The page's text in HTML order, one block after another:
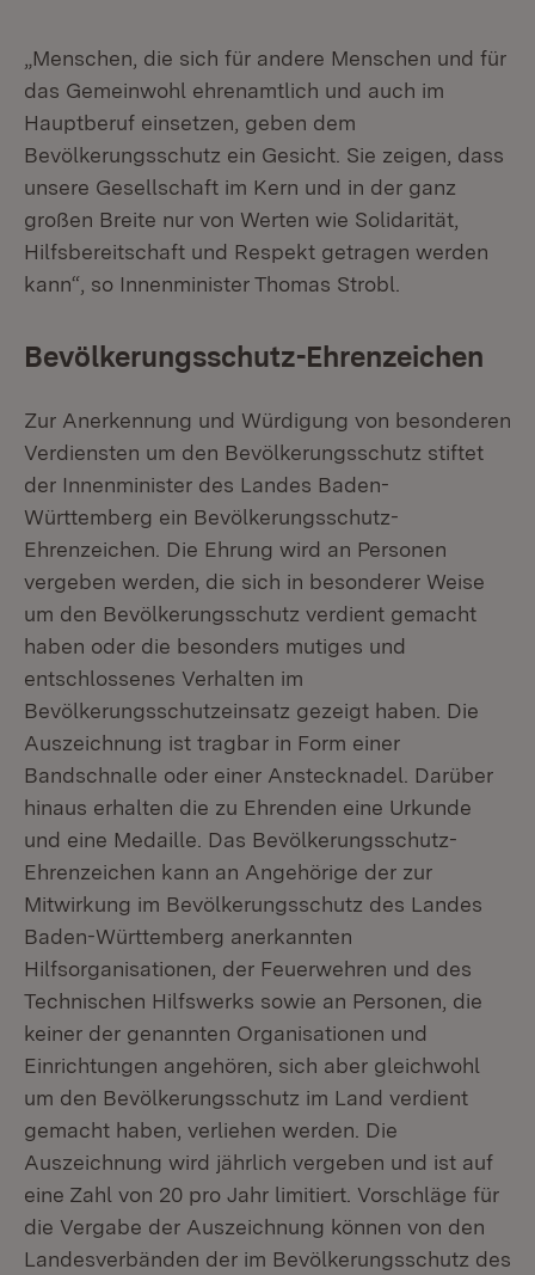
„Menschen, die sich für andere Menschen und für
das Gemeinwohl ehrenamtlich und auch im
Hauptberuf einsetzen, geben dem
Bevölkerungsschutz ein Gesicht. Sie zeigen, dass
unsere Gesellschaft im Kern und in der ganz
großen Breite nur von Werten wie Solidarität,
Hilfsbereitschaft und Respekt getragen werden
kann“, so Innenminister Thomas Strobl.
Bevölkerungsschutz-Ehrenzeichen
Zur Anerkennung und Würdigung von besonderen
Verdiensten um den Bevölkerungsschutz stiftet
der Innenminister des Landes Baden-
Württemberg ein Bevölkerungsschutz-
Ehrenzeichen. Die Ehrung wird an Personen
vergeben werden, die sich in besonderer Weise
um den Bevölkerungsschutz verdient gemacht
haben oder die besonders mutiges und
entschlossenes Verhalten im
Bevölkerungsschutzeinsatz gezeigt haben. Die
Auszeichnung ist tragbar in Form einer
Bandschnalle oder einer Anstecknadel. Darüber
hinaus erhalten die zu Ehrenden eine Urkunde
und eine Medaille. Das Bevölkerungsschutz-
Ehrenzeichen kann an Angehörige der zur
Mitwirkung im Bevölkerungsschutz des Landes
Baden-Württemberg anerkannten
Hilfsorganisationen, der Feuerwehren und des
Technischen Hilfswerks sowie an Personen, die
keiner der genannten Organisationen und
Einrichtungen angehören, sich aber gleichwohl
um den Bevölkerungsschutz im Land verdient
gemacht haben, verliehen werden. Die
Auszeichnung wird jährlich vergeben und ist auf
eine Zahl von 20 pro Jahr limitiert. Vorschläge für
die Vergabe der Auszeichnung können von den
Landesverbänden der im Bevölkerungsschutz des